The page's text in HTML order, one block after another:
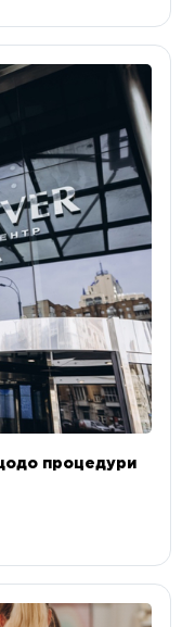
процедури